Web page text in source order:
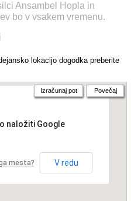
Ansambel Hopla in
bo v vsakem vremenu.
lokacijo dogodka preberite
naložiti Google
mesta? V redu
Izračunaj pot Povečaj